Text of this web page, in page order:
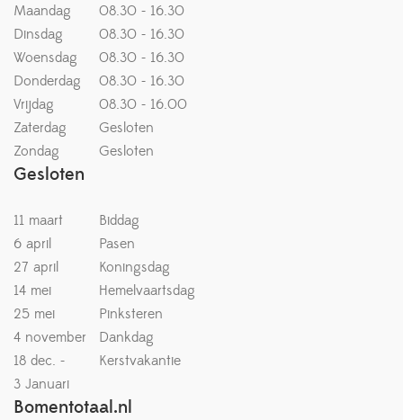
Maandag
08.30 - 16.30
Dinsdag
08.30 - 16.30
Woensdag
08.30 - 16.30
Donderdag
08.30 - 16.30
Vrijdag
08.30 - 16.00
Zaterdag
Gesloten
Zondag
Gesloten
Gesloten
11 maart
Biddag
6 april
Pasen
27 april
Koningsdag
14 mei
Hemelvaartsdag
25 mei
Pinksteren
4 november
Dankdag
18 dec. -
Kerstvakantie
3 Januari
Bomentotaal.nl